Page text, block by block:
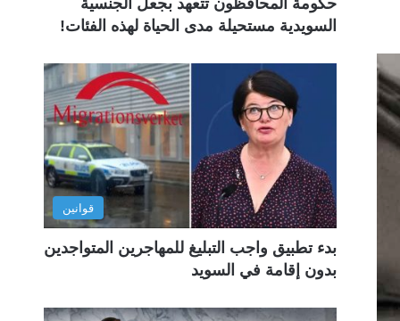
حكومة المحافظون تتعهد بجعل الجنسية
السويدية مستحيلة مدى الحياة لهذه الفئات!
قوانين
بدء تطبيق واجب التبليغ للمهاجرين المتواجدين
بدون إقامة في السويد